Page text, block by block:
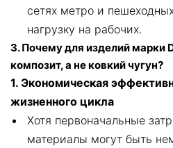
сетях метро и
нагрузку на рабочих.
3. Почему для изделий марки
композит, а не ковкий чугун?
1. Экономическая
жизненного цикла
Хотя первоначальные
материалы могут быть